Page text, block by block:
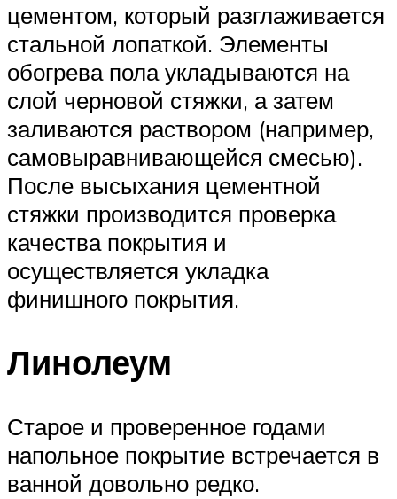
цементом, который разглаживается
стальной лопаткой. Элементы
обогрева пола укладываются на
слой черновой стяжки, а затем
заливаются раствором (например,
самовыравнивающейся смесью).
После высыхания цементной
стяжки производится проверка
качества покрытия и
осуществляется укладка
финишного покрытия.
Линолеум
Старое и проверенное годами
напольное покрытие встречается в
ванной довольно редко.